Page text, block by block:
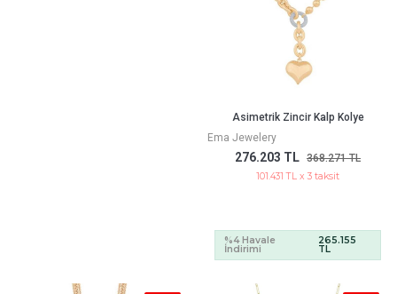
Asimetrik Zincir Kalp Kolye
Ema Jewelery
276.203 TL 368.271 TL
101.431 TL x 3 taksit
%4 Havale
İndirimi
265.155
TL